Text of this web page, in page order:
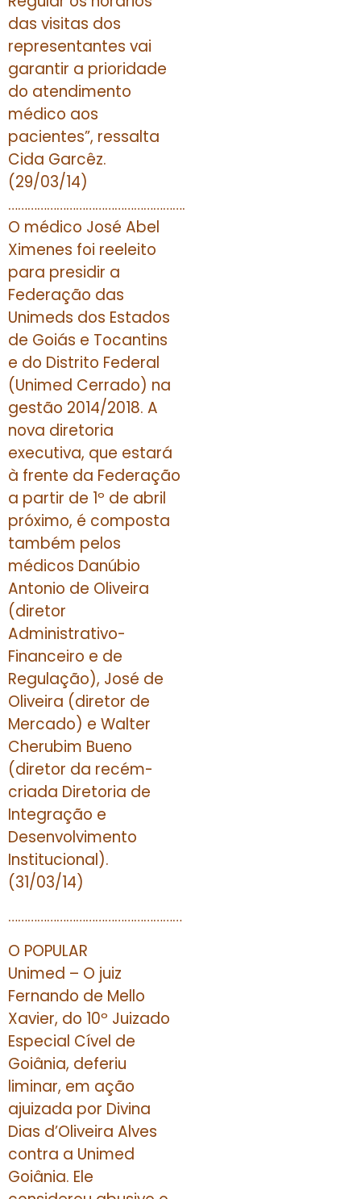
das visitas dos
representantes vai
garantir a prioridade
do atendimento
médico aos
pacientes”, ressalta
Cida Garcêz.
(29/03/14)
……………………………………………….
O médico José Abel
Ximenes foi reeleito
para presidir a
Federação das
Unimeds dos Estados
de Goiás e Tocantins
e do Distrito Federal
(Unimed Cerrado) na
gestão 2014/2018. A
nova diretoria
executiva, que estará
à frente da Federação
a partir de 1º de abril
próximo, é composta
também pelos
médicos Danúbio
Antonio de Oliveira
(diretor
Administrativo-
Financeiro e de
Regulação), José de
Oliveira (diretor de
Mercado) e Walter
Cherubim Bueno
(diretor da recém-
criada Diretoria de
Integração e
Desenvolvimento
Institucional).
(31/03/14)
………………………………………………
O POPULAR
Unimed – O juiz
Fernando de Mello
Xavier, do 10º Juizado
Especial Cível de
Goiânia, deferiu
liminar, em ação
ajuizada por Divina
Dias d’Oliveira Alves
contra a Unimed
Goiânia. Ele